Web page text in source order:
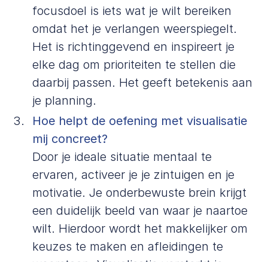
focusdoel is iets wat je wilt bereiken
omdat het je verlangen weerspiegelt.
Het is richtinggevend en inspireert je
elke dag om prioriteiten te stellen die
daarbij passen. Het geeft betekenis aan
je planning.
Hoe helpt de oefening met visualisatie
mij concreet?
Door je ideale situatie mentaal te
ervaren, activeer je je zintuigen en je
motivatie. Je onderbewuste brein krijgt
een duidelijk beeld van waar je naartoe
wilt. Hierdoor wordt het makkelijker om
keuzes te maken en afleidingen te